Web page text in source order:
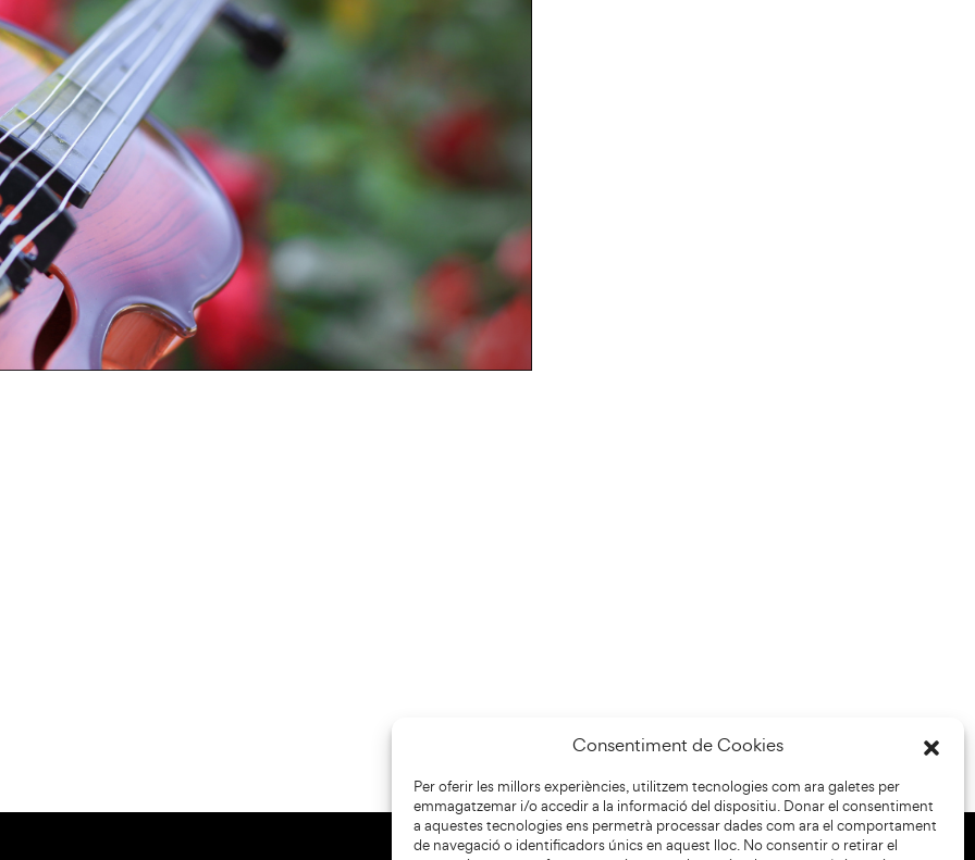
Consentiment de Cookies
Per oferir les millors experiències, utilitzem tecnologies com ara galetes per
emmagatzemar i/o accedir a la informació del dispositiu. Donar el consentiment
a aquestes tecnologies ens permetrà processar dades com ara el comportament
de navegació o identificadors únics en aquest lloc. No consentir o retirar el